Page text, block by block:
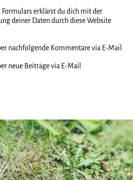
erklärst du dich mit der
deiner Daten durch diese Website
nachfolgende Kommentare via E-Mail.
neue Beiträge via E-Mail.